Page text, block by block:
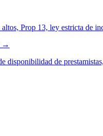
Prop 13, ley estricta de
→
disponibilidad de